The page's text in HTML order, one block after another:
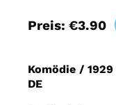
Preis: €3.90
Komödie / 1929
DE